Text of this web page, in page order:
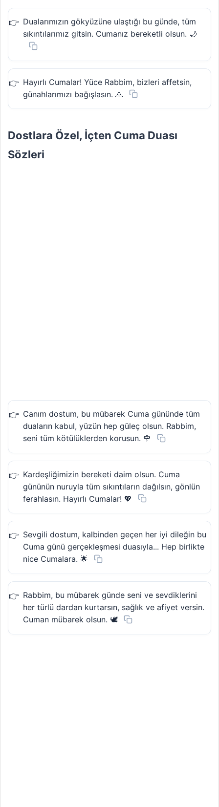
Dualarımızın gökyüzüne ulaştığı bu günde, tüm
sıkıntılarımız gitsin. Cumanız bereketli olsun. 🌙
Hayırlı Cumalar! Yüce Rabbim, bizleri affetsin,
günahlarımızı bağışlasın. 🙏
Dostlara Özel, İçten Cuma Duası
Sözleri
Canım dostum, bu mübarek Cuma gününde tüm
duaların kabul, yüzün hep güleç olsun. Rabbim,
seni tüm kötülüklerden korusun. 🌹
Kardeşliğimizin bereketi daim olsun. Cuma
gününün nuruyla tüm sıkıntıların dağılsın, gönlün
ferahlasın. Hayırlı Cumalar! 💖
Sevgili dostum, kalbinden geçen her iyi dileğin bu
Cuma günü gerçekleşmesi duasıyla... Hep birlikte
nice Cumalara. 🌟
Rabbim, bu mübarek günde seni ve sevdiklerini
her türlü dardan kurtarsın, sağlık ve afiyet versin.
Cuman mübarek olsun. 🕊️